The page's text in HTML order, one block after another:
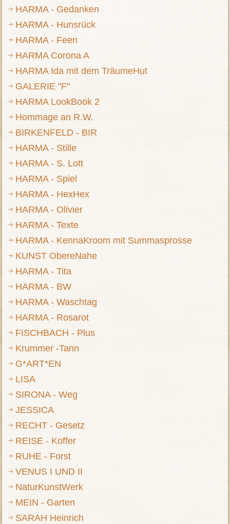
HARMA - Gedanken
HARMA - Hunsrück
HARMA - Feen
HARMA Corona A
HARMA Ida mit dem TräumeHut
GALERIE "F"
HARMA LookBook 2
Hommage an R.W.
BIRKENFELD - BIR
HARMA - Stille
HARMA - S. Lott
HARMA - Spiel
HARMA - HexHex
HARMA - Olivier
HARMA - Texte
HARMA - KennaKroom mit Summasprosse
KUNST ObereNahe
HARMA - Tita
HARMA - BW
HARMA - Waschtag
HARMA - Rosarot
FISCHBACH - Plus
Krummer -Tann
G*ART*EN
LISA
SIRONA - Weg
JESSICA
RECHT - Gesetz
REISE - Koffer
RUHE - Forst
VENUS I UND II
NaturKunstWerk
MEIN - Garten
SARAH Heinrich